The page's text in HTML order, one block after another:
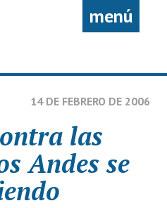
menú
14 DE FEBRERO DE 2006
las
Andes se